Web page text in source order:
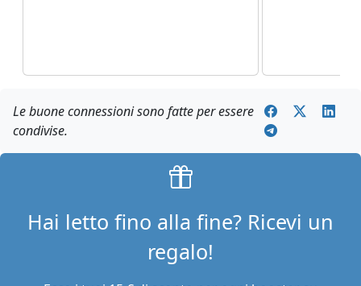
Le buone connessioni sono fatte per essere
condivise.
Hai letto fino alla fine? Ricevi un
regalo!